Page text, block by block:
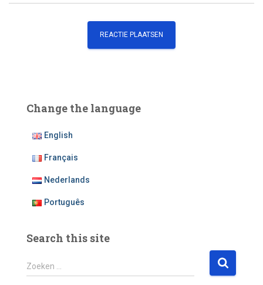
Change the language
English
Français
Nederlands
Português
Search this site
Z
o
Zoeken …